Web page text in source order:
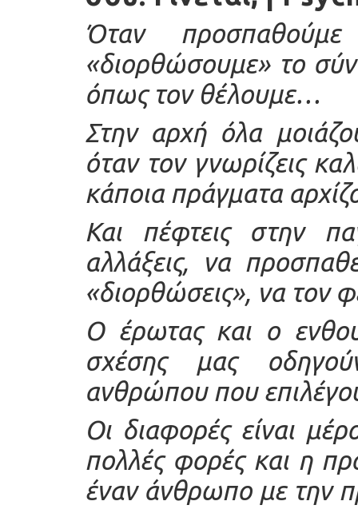
Όταν
«διορθώσουμε» το
όπως τον θέλουμε…
Στην αρχή όλα
όταν τον γνωρίζεις
κάποια πράγματα
Και πέφτεις στην
αλλάξεις, να
«διορθώσεις», να τον
Ο έρωτας και ο
σχέσης μας
ανθρώπου που
Οι διαφορές είναι
πολλές φορές και η
έναν άνθρωπο με την